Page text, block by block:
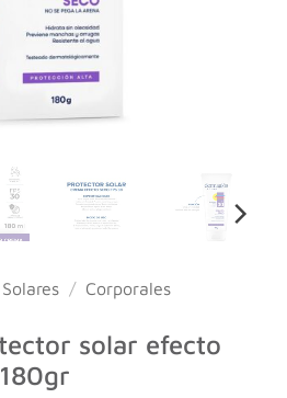
Solares / Corporales
solar efecto